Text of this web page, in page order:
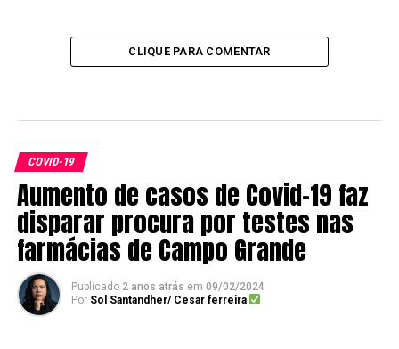
CLIQUE PARA COMENTAR
COVID-19
Aumento de casos de Covid-19 faz
disparar procura por testes nas
farmácias de Campo Grande
Publicado 2 anos atrás em 09/02/2024
Por Sol Santandher/ Cesar ferreira